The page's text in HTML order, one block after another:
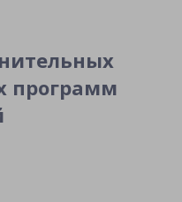
программ